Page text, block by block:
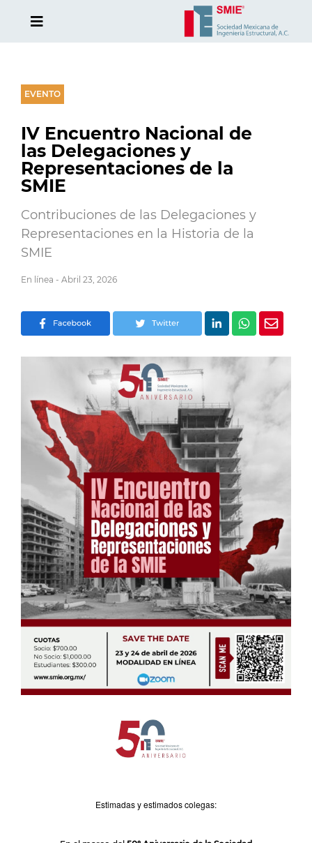
EVENTO
IV Encuentro Nacional de
las Delegaciones y
Representaciones de la
SMIE
Contribuciones de las Delegaciones y
Representaciones en la Historia de la
SMIE
En línea - Abril 23, 2026
Estimadas y estimados colegas: